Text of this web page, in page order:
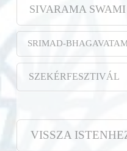
SIVARAMA SWAMI
SRIMAD-
SZEKÉRFESZTIVÁL
VISSZA